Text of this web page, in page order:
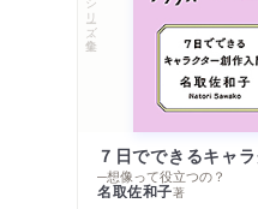
シリーズ・全集
─想像って役立つの？
名取佐和子著